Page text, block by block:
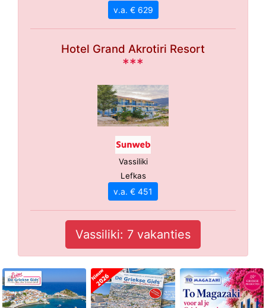
v.a. € 629
Hotel Grand Akrotiri Resort
***
Vassiliki
Lefkas
v.a. € 451
Vassiliki: 7 vakanties